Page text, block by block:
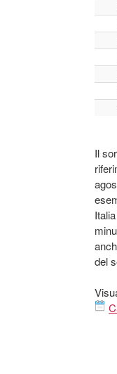
Il
del